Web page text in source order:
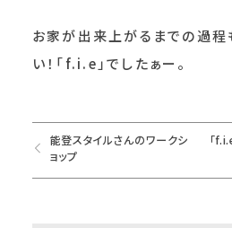
お家が出来上がるまでの過程
い！「f.i.e」でしたぁー。
能登スタイルさんのワークシ
ョップ
「